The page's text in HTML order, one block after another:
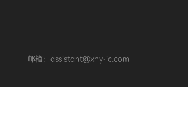
邮箱：assistant@xhy-ic.com